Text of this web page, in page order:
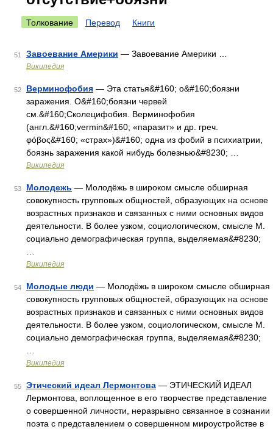
Толкование Перевод Книги
51 Завоевание Америки — Завоевание Америки …
Википедия
52 Верминофобия — Эта статья&#160; о&#160;боязни
заражения. О&#160;боязни червей
см.&#160;Сколецифобия. Верминофобия
(англ.&#160;vermin&#160; «паразит» и др. греч.
φόβος&#160; «страх»)&#160; одна из фобий в психиатрии,
боязнь заражения какой нибудь болезнью&#8230; …
Википедия
53 Молодежь — Молодёжь в широком смысле обширная
совокупность групповых общностей, образующих на основе
возрастных признаков и связанных с ними основных видов
деятельности. В более узком, социологическом, смысле М.
социально демографическая группа, выделяемая&#8230;
Википедия
54 Молодые люди — Молодёжь в широком смысле обширная
совокупность групповых общностей, образующих на основе
возрастных признаков и связанных с ними основных видов
деятельности. В более узком, социологическом, смысле М.
социально демографическая группа, выделяемая&#8230;
Википедия
55 Этический идеал Лермонтова — ЭТИЧЕСКИЙ ИДЕАЛ
Лермонтова, воплощенное в его творчестве представление
о совершенной личности, неразрывно связанное в сознании
поэта с представлением о совершенном мироустройстве в